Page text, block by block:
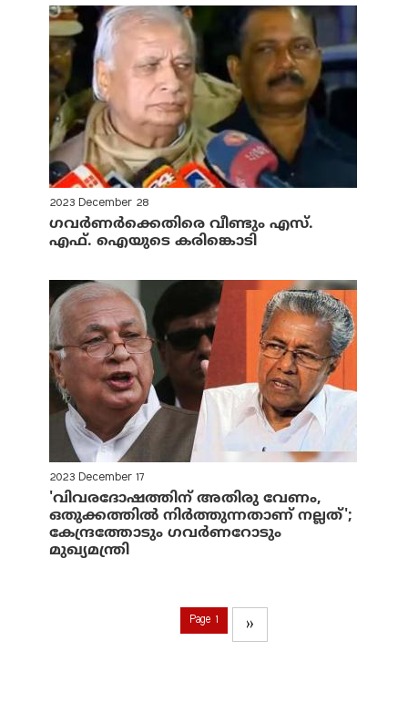
2023 December 28
ഗവര്‍ണര്‍ക്കെതിരെ വീണ്ടും എസ്.
എഫ്. ഐയുടെ കരിങ്കൊടി
2023 December 17
'വിവരദോഷത്തിന് അതിരു വേണം,
ഒതുക്കത്തിൽ നിർത്തുന്നതാണ് നല്ലത്';
കേന്ദ്രത്തോടും ഗവർണറോടും
മുഖ്യമന്ത്രി
Page 1 ››